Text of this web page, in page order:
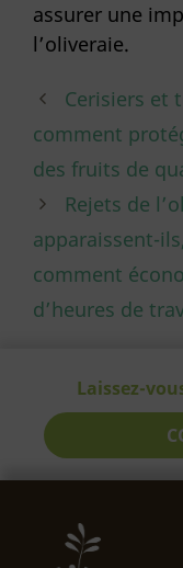
assurer une
l’oliveraie.
Cerisiers et
comment
des fruits de
Rejets de
apparaissent-
comment
d’heures de
Laissez-